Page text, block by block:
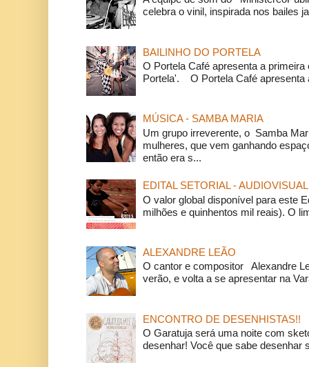
celebra o vinil, inspirada nos bailes
BAILINHO DO PORTELA
O Portela Café apresenta a
Portela'. O Portela Café apresenta
MÚSICA - SAMBA MARIA
Um grupo irreverente, o Samba
mulheres, que vem ganhando
então era s...
EDITAL SETORIAL - AUDIOVISUAL
O valor global disponível para este
milhões e quinhentos mil reais). O
ALEXANDRE LEÃO
O cantor e compositor Alexandre
verão, e volta a se apresentar na
ENCONTRO DE DESENHISTAS!!
O Garatuja será uma noite com
desenhar! Você que sabe desenhar